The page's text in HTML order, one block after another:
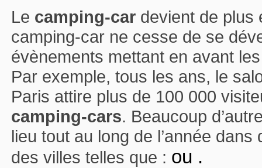
Le camping-cardevient de plus
camping-car ne cesse de se
évènements mettant en avant les
Par exemple, tous les ans, le
Paris attire plus de 100 000
camping-cars. Beaucoup
lieu tout au long de l’année
des villes telles que : ou .